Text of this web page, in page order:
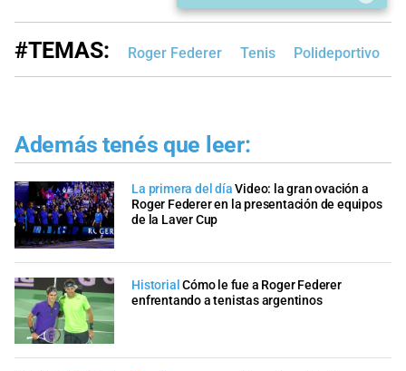
#TEMAS: Roger Federer Tenis Polideportivo
Además tenés que leer:
La primera del díaVideo: la gran ovación a
Roger Federer en la presentación de equipos
de la Laver Cup
Historial Cómo le fue a Roger Federer
enfrentando a tenistas argentinos